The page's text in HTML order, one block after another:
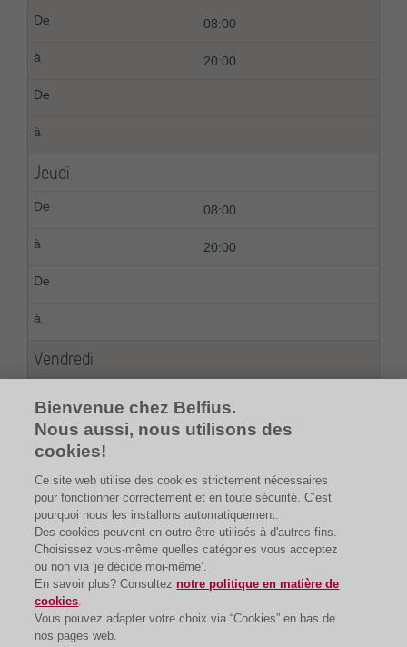
08:00
20:00
Jeudi
08:00
20:00
Vendredi
20:00
Bienvenue chez Belfius.
Nous aussi, nous utilisons des
cookies!
Ce site web utilise des cookies strictement nécessaires
pour fonctionner correctement et en toute sécurité. C’est
pourquoi nous les installons automatiquement.
Des cookies peuvent en outre être utilisés à d'autres fins.
Choisissez vous-même quelles catégories vous acceptez
ou non via 'je décide moi-même’.
En savoir plus? Consulteznotre politique en matière de
cookies.
Vous pouvez adapter votre choix via “Cookies” en bas de
nos pages web.